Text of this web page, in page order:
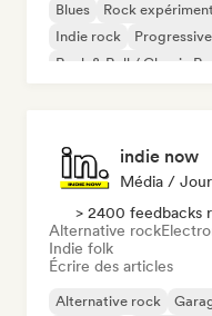
Blues Rock
Indie rock
Rock & Roll / Classic
indie now
Média /
> 2400 feedbacks
Alternative rock
Indie folk
Écrire des articles
Alternative rock